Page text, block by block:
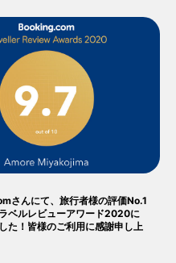
さんにて、旅行者様の評価No.1
ベルレビューアワード2020に
た！皆様のご利用に感謝申し上